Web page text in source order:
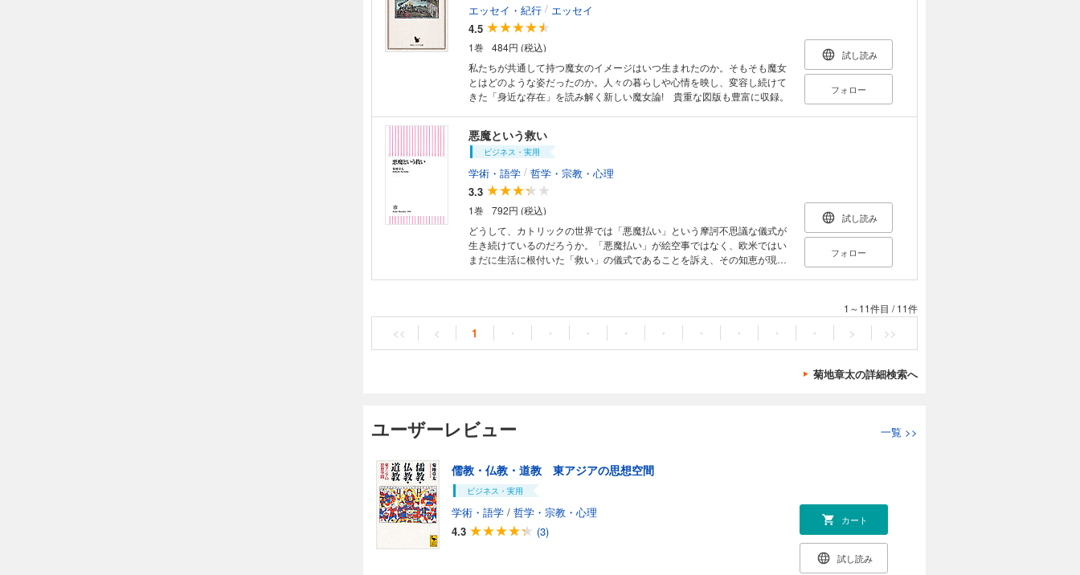
エッセイ・紀行 / エッセイ
4.5
1巻
484円 (税込)
私たちが共通して持つ魔女のイメージはいつ生まれたのか。そもそも魔女
とはどのような姿だったのか。人々の暮らしや心情を映し、変容し続けて
きた「身近な存在」を読み解く新しい魔女論! 貴重な図版も豊富に収録。
試し読み
フォロー
悪魔という救い
ビジネス・実用
学術・語学 / 哲学・宗教・心理
3.3
1巻
792円 (税込)
どうして、カトリックの世界では「悪魔払い」という摩訶不思議な儀式が
生き続けているのだろうか。「悪魔払い」が絵空事ではなく、欧米ではい
まだに生活に根付いた「救い」の儀式であることを訴え、その知恵が現代
試し読み
フォロー
1～11件目 /11件
<< < 1 ・ ・ ・ ・ ・ ・ ・ ・ ・ > >>
菊地章太の詳細検索へ
ユーザーレビュー 一覧 >>
儒教・仏教・道教 東アジアの思想空間
ビジネス・実用
学術・語学 / 哲学・宗教・心理
4.3
(3)
カート
試し読み